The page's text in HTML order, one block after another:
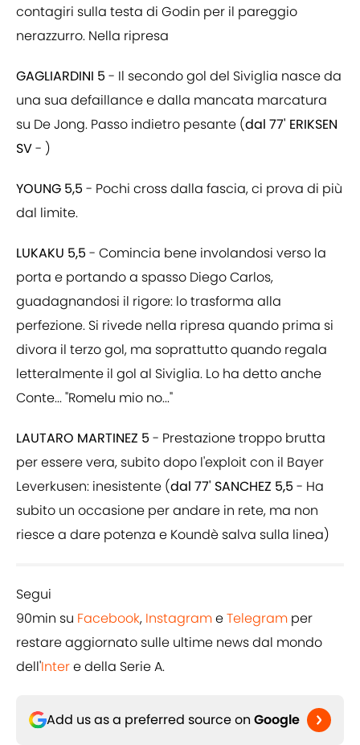
contagiri sulla testa di Godin per il pareggio
nerazzurro. Nella ripresa
GAGLIARDINI 5 - Il secondo gol del Siviglia nasce da
una sua defaillance e dalla mancata marcatura
su De Jong. Passo indietro pesante (dal 77' ERIKSEN
SV- )
YOUNG 5,5 - Pochi cross dalla fascia, ci prova di più
dal limite.
LUKAKU 5,5 - Comincia bene involandosi verso la
porta e portando a spasso Diego Carlos,
guadagnandosi il rigore: lo trasforma alla
perfezione. Si rivede nella ripresa quando prima si
divora il terzo gol, ma soprattutto quando regala
letteralmente il gol al Siviglia. Lo ha detto anche
Conte... "Romelu mio no..."
LAUTARO MARTINEZ 5 - Prestazione troppo brutta
per essere vera, subito dopo l'exploit con il Bayer
Leverkusen: inesistente (dal 77' SANCHEZ 5,5 - Ha
subito un occasione per andare in rete, ma non
riesce a dare potenza e Koundè salva sulla linea)
Segui
90min su Facebook, InstagrameTelegram per
restare aggiornato sulle ultime news dal mondo
dell'Intere della Serie A.
Add us as a preferred source on Google